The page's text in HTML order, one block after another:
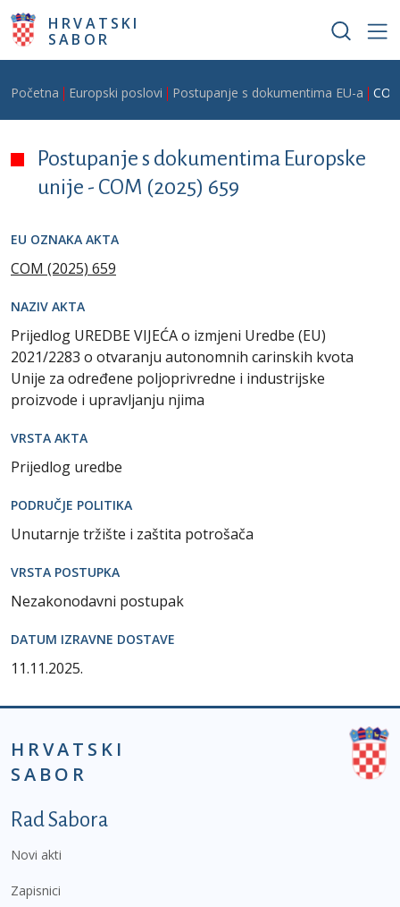
Skoči na glavni sadržaj
HRVATSKI
SABOR
Breadcrumb
Početna Europski poslovi Postupanje s dokumentima EU-a
Postupanje s dokumentima Europske
unije - COM (2025) 659
EU OZNAKA AKTA
COM (2025) 659
NAZIV AKTA
Prijedlog UREDBE VIJEĆA o izmjeni Uredbe (EU)
2021/2283 o otvaranju autonomnih carinskih kvota
Unije za određene poljoprivredne i industrijske
proizvode i upravljanju njima
VRSTA AKTA
Prijedlog uredbe
PODRUČJE POLITIKA
Unutarnje tržište i zaštita potrošača
VRSTA POSTUPKA
Nezakonodavni postupak
DATUM IZRAVNE DOSTAVE
11.11.2025.
HRVATSKI
SABOR
Podnožje prvi izbornik
Rad Sabora
Novi akti
Zapisnici